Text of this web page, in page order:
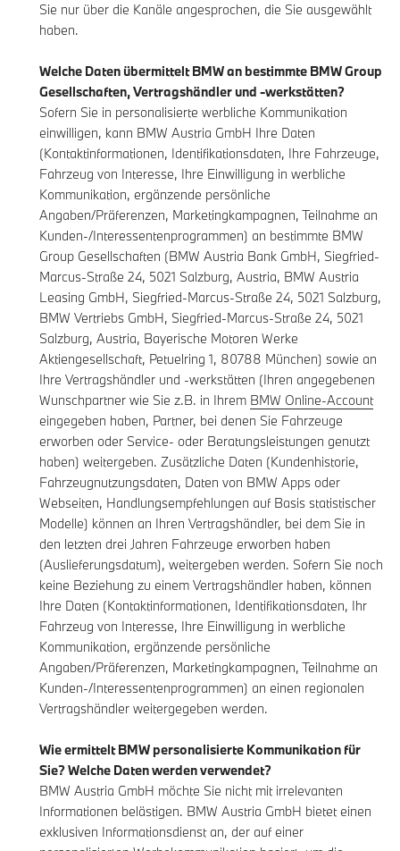
Sie nur über die Kanäle angesprochen, die Sie ausgewählt
haben.
Welche Daten übermittelt BMW an bestimmte BMW Group
Gesellschaften, Vertragshändler und -werkstätten?
Sofern Sie in personalisierte werbliche Kommunikation
einwilligen, kann BMW Austria GmbH Ihre Daten
(Kontaktinformationen, Identifikationsdaten, Ihre Fahrzeuge,
Fahrzeug von Interesse, Ihre Einwilligung in werbliche
Kommunikation, ergänzende persönliche
Angaben/Präferenzen, Marketingkampagnen, Teilnahme an
Kunden-/Interessentenprogrammen) an bestimmte BMW
Group Gesellschaften (BMW Austria Bank GmbH, Siegfried-
Marcus-Straße 24, 5021 Salzburg, Austria, BMW Austria
Leasing GmbH, Siegfried-Marcus-Straße 24, 5021 Salzburg,
BMW Vertriebs GmbH, Siegfried-Marcus-Straße 24, 5021
Salzburg, Austria, Bayerische Motoren Werke
Aktiengesellschaft, Petuelring 1, 80788 München) sowie an
Ihre Vertragshändler und -werkstätten (Ihren angegebenen
Wunschpartner wie Sie z.B. in Ihrem BMW Online-Account
eingegeben haben, Partner, bei denen Sie Fahrzeuge
erworben oder Service- oder Beratungsleistungen genutzt
haben) weitergeben. Zusätzliche Daten (Kundenhistorie,
Fahrzeugnutzungsdaten, Daten von BMW Apps oder
Webseiten, Handlungsempfehlungen auf Basis statistischer
Modelle) können an Ihren Vertragshändler, bei dem Sie in
den letzten drei Jahren Fahrzeuge erworben haben
(Auslieferungsdatum), weitergeben werden. Sofern Sie noch
keine Beziehung zu einem Vertragshändler haben, können
Ihre Daten (Kontaktinformationen, Identifikationsdaten, Ihr
Fahrzeug von Interesse, Ihre Einwilligung in werbliche
Kommunikation, ergänzende persönliche
Angaben/Präferenzen, Marketingkampagnen, Teilnahme an
Kunden-/Interessentenprogrammen) an einen regionalen
Vertragshändler weitergegeben werden.
Wie ermittelt BMW personalisierte Kommunikation für
Sie? Welche Daten werden verwendet?
BMW Austria GmbH möchte Sie nicht mit irrelevanten
Informationen belästigen. BMW Austria GmbH bietet einen
exklusiven Informationsdienst an, der auf einer